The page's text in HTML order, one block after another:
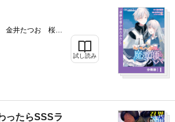
井たつお 桜小
文春 粕谷秀夫
試し読み
ったらSSSラ